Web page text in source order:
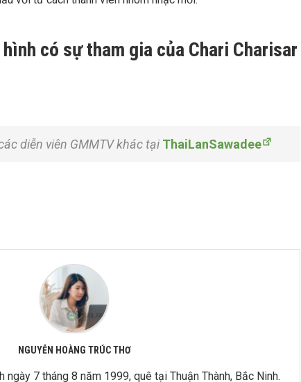
có sự tham gia của Chari Charisar
diễn viên GMMTV khác tại ThaiLanSawadee
NGUYỄN HOÀNG TRÚC THƠ
ngày 7 tháng 8 năm 1999, quê tại Thuận Thành, Bắc Ninh.